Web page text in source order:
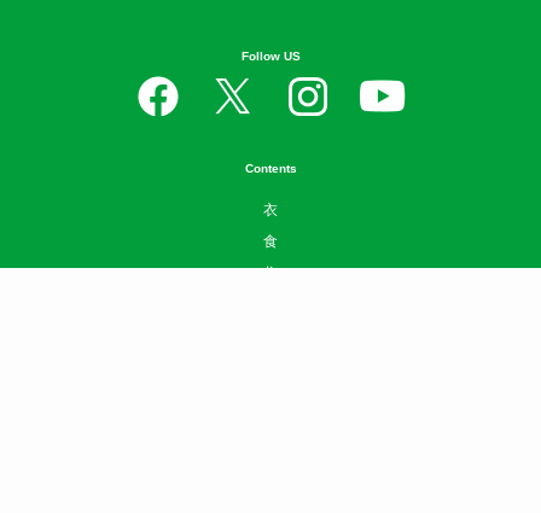
Follow US
Contents
衣
食
住